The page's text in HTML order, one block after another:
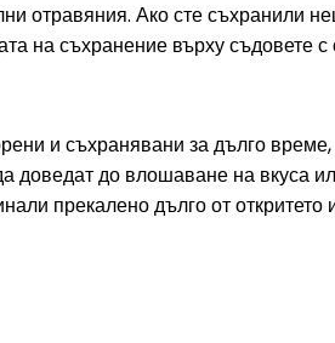
отравяния. Ако сте съхранили
на съхранение върху съдовете
и съхранявани за дълго
доведат до влошаване на вкуса
прекалено дълго от откритето